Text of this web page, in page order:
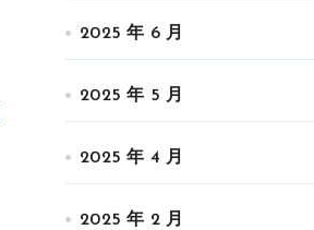
2025 年 6 月
2025 年 5 月
2025 年 4 月
2025 年 2 月